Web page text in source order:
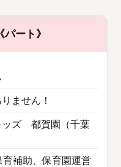
ート》
ません！
ッズ 都賀園（千葉
補助、保育園運営